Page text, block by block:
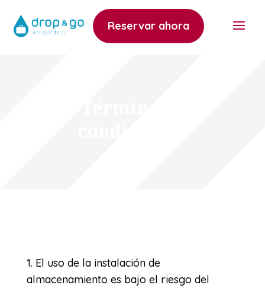
Reservar ahora
1. El uso de la instalación de
almacenamiento es bajo el riesgo del